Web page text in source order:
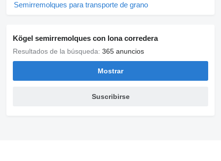
Semirremolques para transporte de grano
Kögel semirremolques con lona corredera
Resultados de la búsqueda: 365 anuncios
Mostrar
Suscribirse